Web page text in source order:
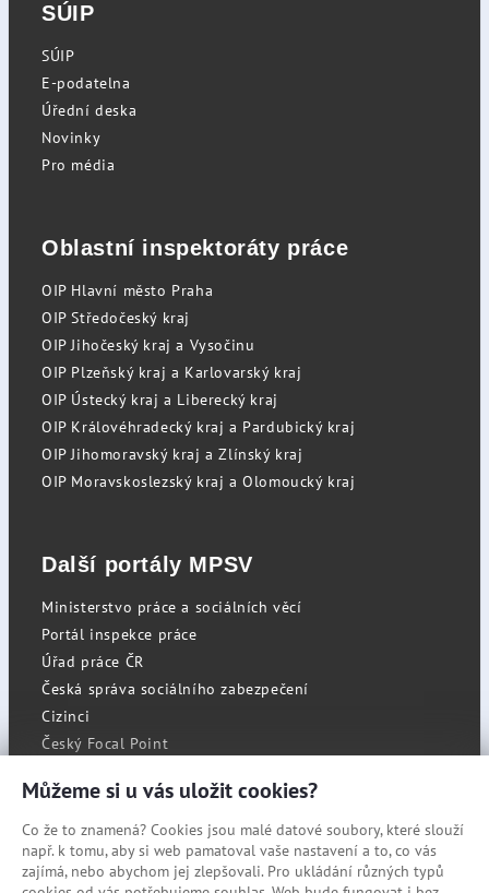
SÚIP
SÚIP
E-podatelna
Úřední deska
Novinky
Pro média
Oblastní inspektoráty práce
OIP Hlavní město Praha
OIP Středočeský kraj
OIP Jihočeský kraj a Vysočinu
OIP Plzeňský kraj a Karlovarský kraj
OIP Ústecký kraj a Liberecký kraj
OIP Královéhradecký kraj a Pardubický kraj
OIP Jihomoravský kraj a Zlínský kraj
OIP Moravskoslezský kraj a Olomoucký kraj
Další portály MPSV
Ministerstvo práce a sociálních věcí
Portál inspekce práce
Úřad práce ČR
Česká správa sociálního zabezpečení
Cizinci
Český Focal Point
RSS
Cookies
Můžeme si u vás uložit cookies?
Co že to znamená? Cookies jsou malé datové soubory, které slouží
např. k tomu, aby si web pamatoval vaše nastavení a to, co vás
zajímá, nebo abychom jej zlepšovali. Pro ukládání různých typů